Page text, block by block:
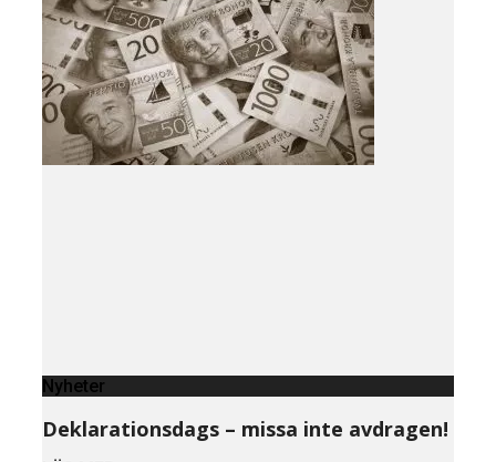
Nyheter
Deklarationsdags – missa inte avdragen!